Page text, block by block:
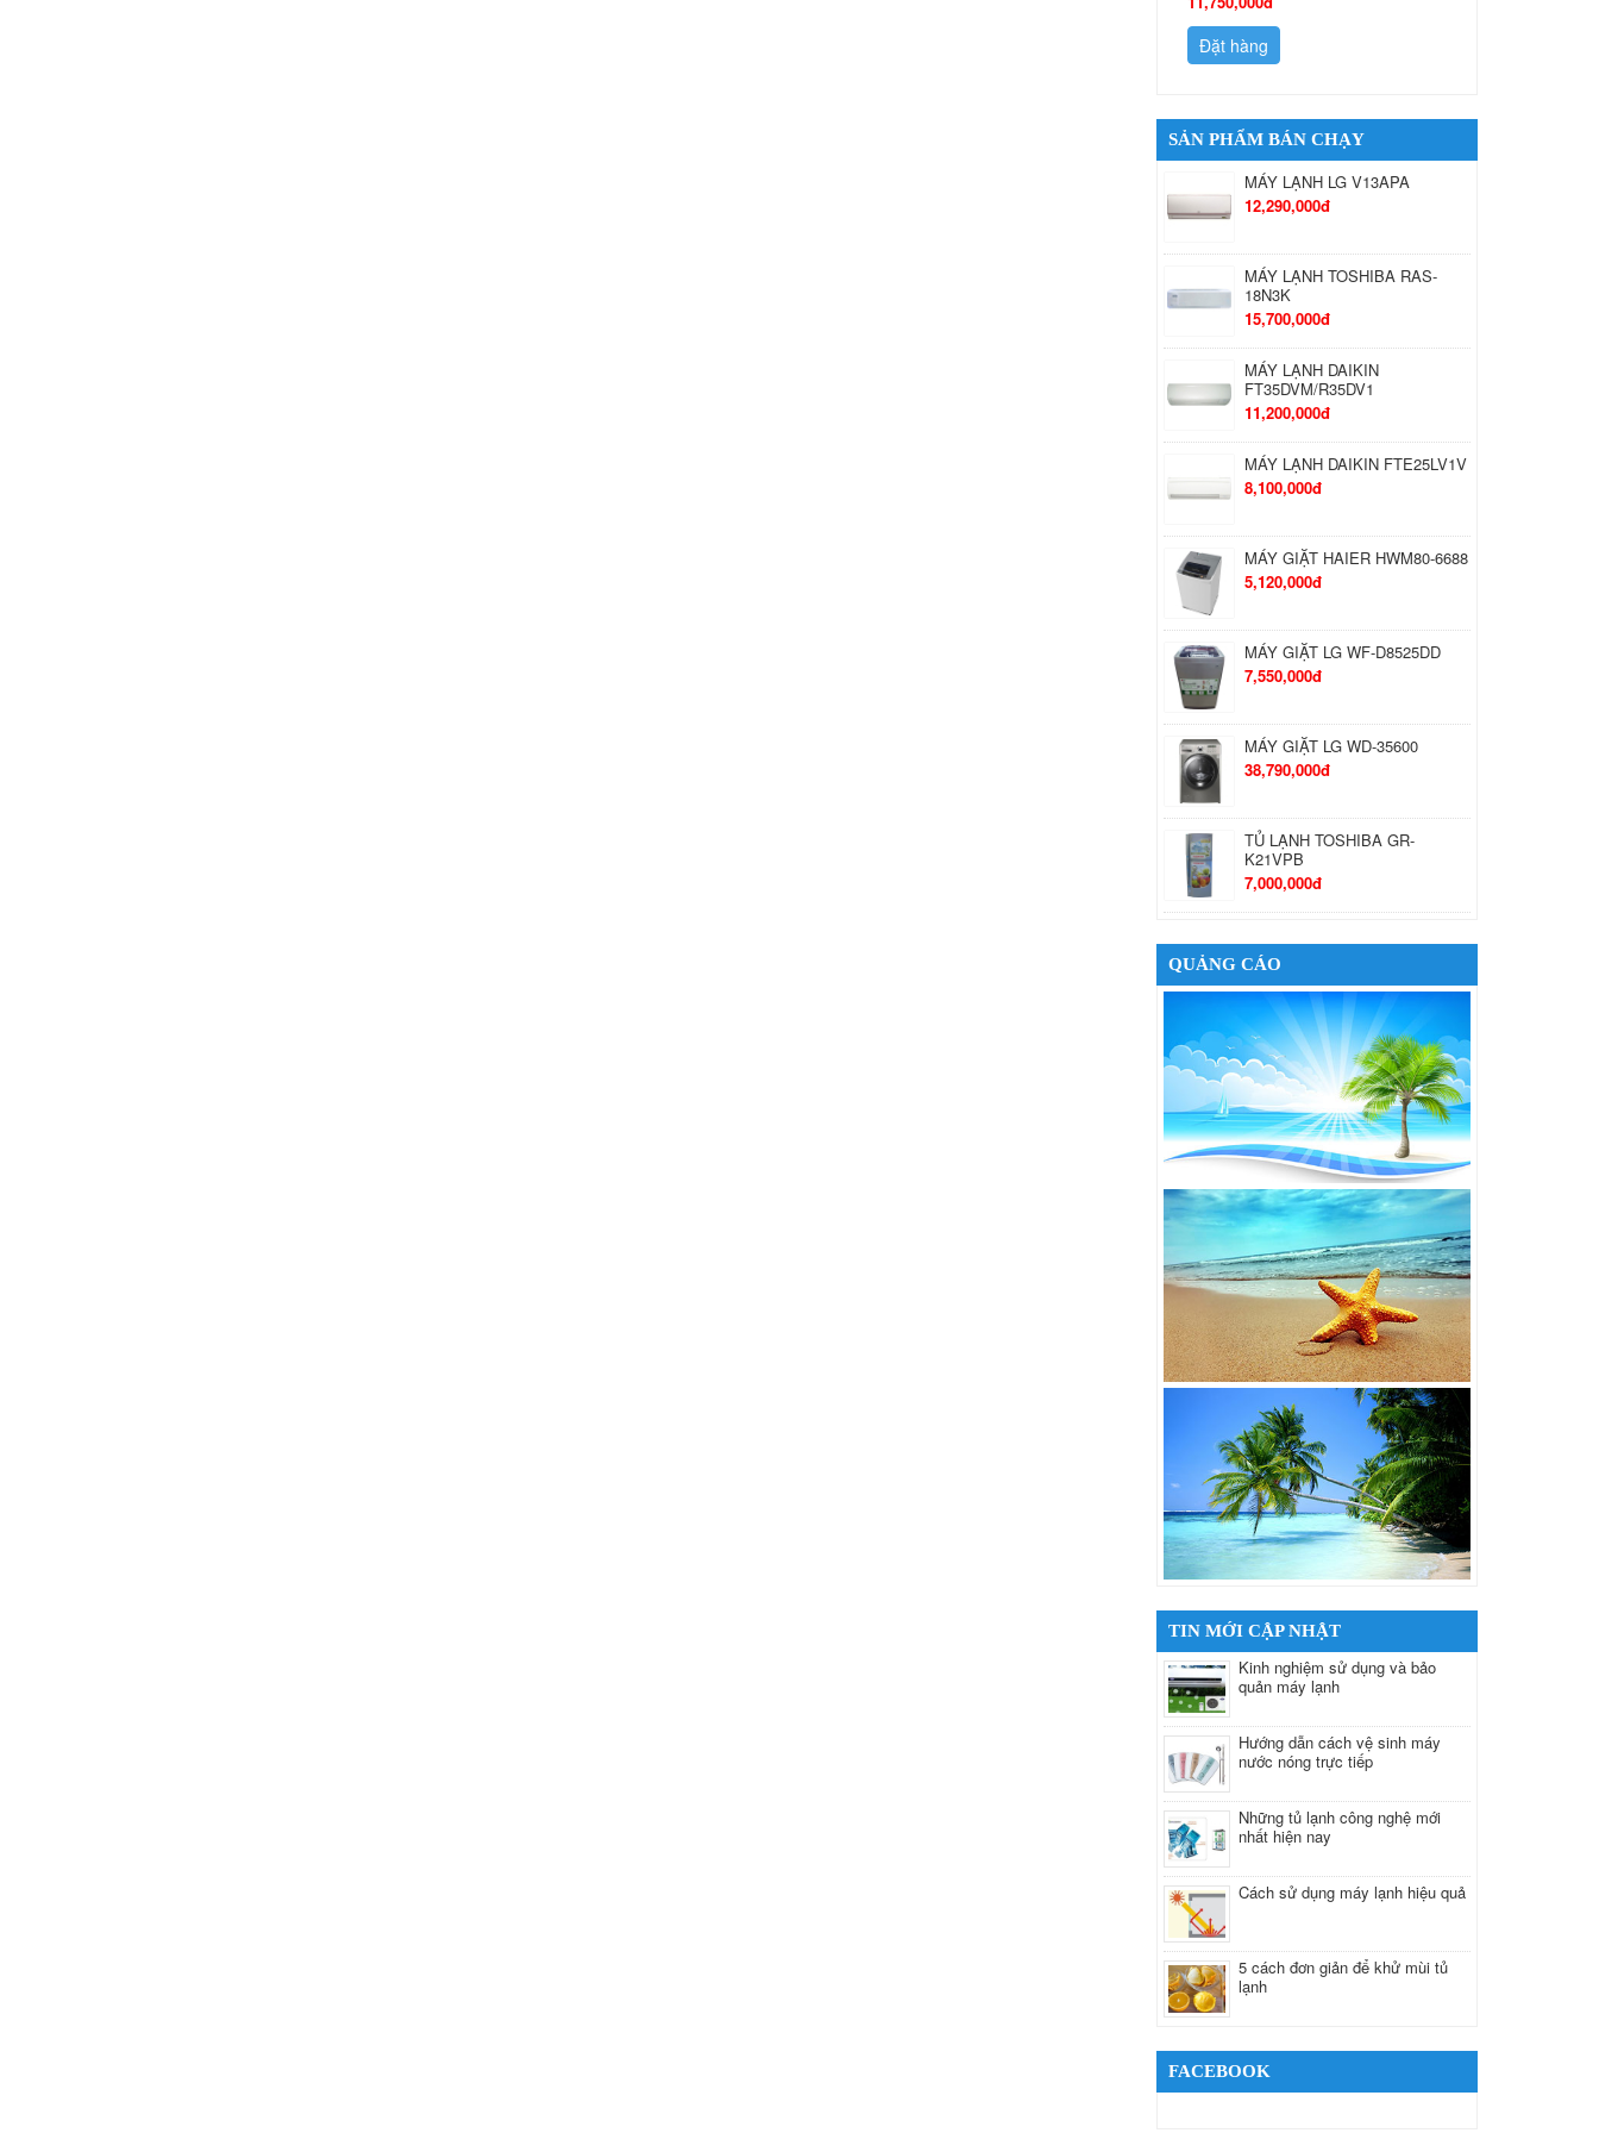
Đặt hàng
SẢN PHẨM BÁN CHẠY
MÁY LẠNH LG V13APA
12,290,000đ
MÁY LẠNH TOSHIBA RAS-
18N3K
15,700,000đ
MÁY LẠNH DAIKIN
FT35DVM/R35DV1
11,200,000đ
MÁY LẠNH DAIKIN FTE25LV1V
8,100,000đ
MÁY GIẶT HAIER HWM80-6688
5,120,000đ
MÁY GIẶT LG WF-D8525DD
7,550,000đ
MÁY GIẶT LG WD-35600
38,790,000đ
TỦ LẠNH TOSHIBA GR-
K21VPB
7,000,000đ
5,190,000đ
TỦ LẠNH HITACHI R-
T310EG1D
9,405,000đ
QUẢNG CÁO
TIN MỚI CẬP NHẬT
Kinh nghiệm sử dụng và bảo
quản máy lạnh
Hướng dẫn cách vệ sinh máy
nước nóng trực tiếp
Những tủ lạnh công nghệ mới
nhất hiện nay
Cách sử dụng máy lạnh hiệu quả
5 cách đơn giản để khử mùi tủ
lạnh
FACEBOOK